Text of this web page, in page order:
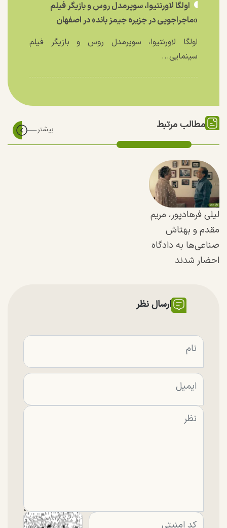
اولگا لاورنتیوا، سوپرمدل روس و بازیگر فیلم
«ماجراجویی در جزیره جیمز باند» در اصفهان
اولگا لاورنتیوا، سوپرمدل روس و بازیگر فیلم
سینمایی...
مطالب مرتبط
لیلی فرهادپور، مریم
مقدم و بهتاش
صناعی‌ها به دادگاه
احضار شدند
ارسال نظر